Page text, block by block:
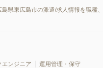
県東広島市の派遣/求人情報を職種
エンジニア
運用管理・保守